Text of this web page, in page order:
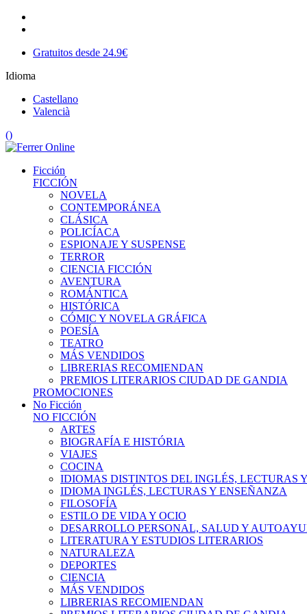
Gratuitos desde 24.9€
Idioma
Castellano
Valencià
()
Ficción
FICCIÓN
NOVELA
CONTEMPORÁNEA
CLÁSICA
POLICÍACA
ESPIONAJE Y SUSPENSE
TERROR
CIENCIA FICCIÓN
AVENTURA
ROMÁNTICA
HISTÓRICA
CÓMIC Y NOVELA GRÁFICA
POESÍA
TEATRO
MÁS VENDIDOS
LIBRERIAS RECOMIENDAN
PREMIOS LITERARIOS CIUDAD DE GANDIA
PROMOCIONES
No Ficción
NO FICCIÓN
ARTES
BIOGRAFÍA E HISTÓRIA
VIAJES
COCINA
IDIOMAS DISTINTOS DEL INGLÉS, LECTURAS
IDIOMA INGLÉS, LECTURAS Y ENSEÑANZA
FILOSOFÍA
ESTILO DE VIDA Y OCIO
DESARROLLO PERSONAL, SALUD Y
LITERATURA Y ESTUDIOS LITERARIOS
NATURALEZA
DEPORTES
CIENCIA
MÁS VENDIDOS
LIBRERIAS RECOMIENDAN